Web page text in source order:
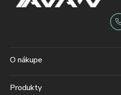
O nákupe
Produkty